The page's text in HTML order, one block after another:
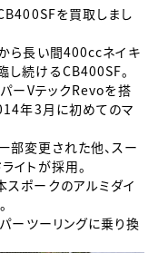
を買取しまし
ら長い間400ccネイキ
し続けるCB400SF。
ーVテックRevoを搭
年3月に初めてのマ
部変更された他、スー
イトが採用。
ポークのアルミダイ
ーツーリングに乗り換